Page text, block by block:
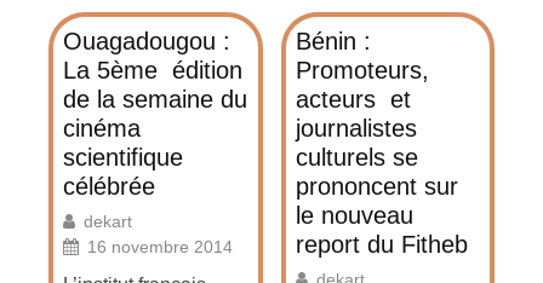
Ouagadougou :
La 5ème édition
de la semaine du
cinéma
scientifique
célébrée
dekart
16 novembre 2014
Bénin :
Promoteurs,
acteurs et
journalistes
culturels se
prononcent sur
le nouveau
report du Fitheb